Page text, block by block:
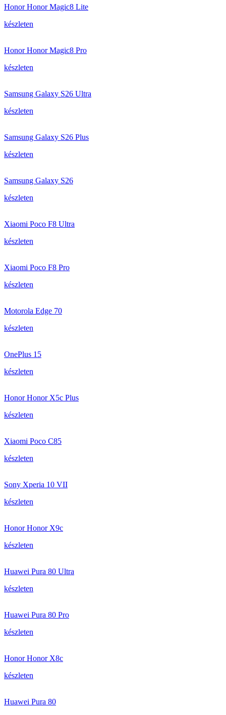
Honor Honor Magic8 Lite
készleten
Honor Honor Magic8 Pro
készleten
Samsung Galaxy S26 Ultra
készleten
Samsung Galaxy S26 Plus
készleten
Samsung Galaxy S26
készleten
Xiaomi Poco F8 Ultra
készleten
Xiaomi Poco F8 Pro
készleten
Motorola Edge 70
készleten
OnePlus 15
készleten
Honor Honor X5c Plus
készleten
Xiaomi Poco C85
készleten
Sony Xperia 10 VII
készleten
Honor Honor X9c
készleten
Huawei Pura 80 Ultra
készleten
Huawei Pura 80 Pro
készleten
Honor Honor X8c
készleten
Huawei Pura 80